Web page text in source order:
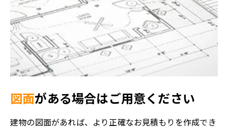
図面がある場合はご用意ください
建物の図面があれば、より正確なお見積もりを作成でき